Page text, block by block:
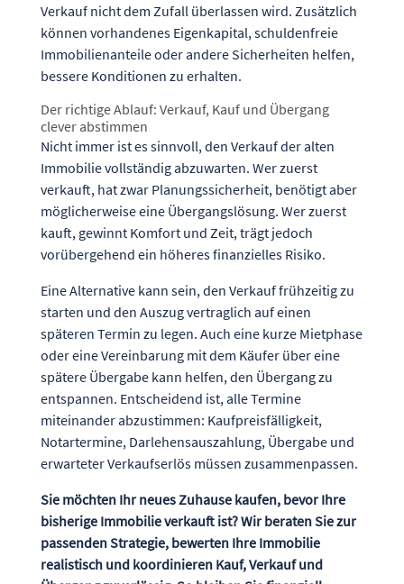
Verkauf nicht dem Zufall überlassen wird. Zusätzlich
können vorhandenes Eigenkapital, schuldenfreie
Immobilienanteile oder andere Sicherheiten helfen,
bessere Konditionen zu erhalten.
Der richtige Ablauf: Verkauf, Kauf und Übergang
clever abstimmen
Nicht immer ist es sinnvoll, den Verkauf der alten
Immobilie vollständig abzuwarten. Wer zuerst
verkauft, hat zwar Planungssicherheit, benötigt aber
möglicherweise eine Übergangslösung. Wer zuerst
kauft, gewinnt Komfort und Zeit, trägt jedoch
vorübergehend ein höheres finanzielles Risiko.
Eine Alternative kann sein, den Verkauf frühzeitig zu
starten und den Auszug vertraglich auf einen
späteren Termin zu legen. Auch eine kurze Mietphase
oder eine Vereinbarung mit dem Käufer über eine
spätere Übergabe kann helfen, den Übergang zu
entspannen. Entscheidend ist, alle Termine
miteinander abzustimmen: Kaufpreisfälligkeit,
Notartermine, Darlehensauszahlung, Übergabe und
erwarteter Verkaufserlös müssen zusammenpassen.
Sie möchten Ihr neues Zuhause kaufen, bevor Ihre
bisherige Immobilie verkauft ist? Wir beraten Sie zur
passenden Strategie, bewerten Ihre Immobilie
realistisch und koordinieren Kauf, Verkauf und